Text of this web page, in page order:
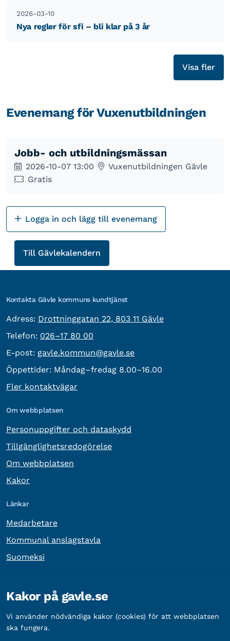
2026-03-10
Nya regler för sfi – bli klar på 3 år
Visa fler
Evenemang för Vuxenutbildningen
Jobb- och utbildningsmässan
2026-10-07 13:00
Vuxenutbildningen Gävle
Gratis
Logga in och lägg till evenemang
Till Gävle­kalendern
Kontakta Gävle kommuns kundtjänst
Adress: besöksadress:
Drottninggatan 22, 803 11 Gävle
Telefon: Telefon:
026–17 80 00
E-post: E-post:
gavle.kommun@gavle.se
Öppettider: Måndag–fredag 8.00–16.00
Fler kontaktvägar
Om webbplatsen
Personuppgifter och dataskydd
Tillgänglighetsredogörelse
Om webbplatsen
Kakor
Länkar
Medarbetare
Kommunal anslagstavla
Suomeksi
Organisationsnummer: 212000-2338
Bankgironummer: 5888-2333
Kakor på gavle.se
Vi använder nödvändiga kakor (cookies) för att webbplatsen
ska fungera.